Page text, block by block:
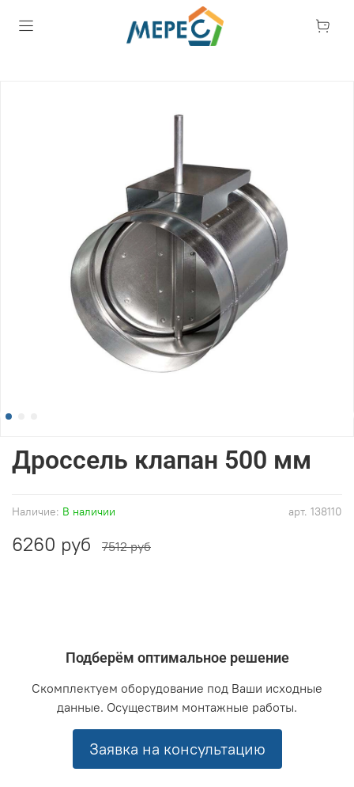
арт. 138110
Наличие: В наличии
Дроссель клапан 500 мм
6260 руб 7512 руб
Подберём оптимальное решение
Скомплектуем оборудование под Ваши исходные
данные. Осуществим монтажные работы.
Заявка на консультацию